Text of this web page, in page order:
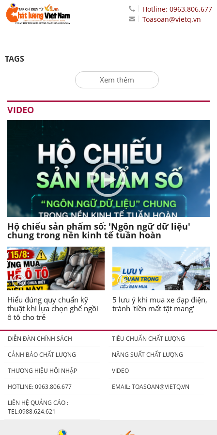
Hotline: 0963.806.677
Toasoan@vietq.vn
TAGS
Xem thêm
VIDEO
Hộ chiếu sản phẩm số: 'Ngôn ngữ dữ liệu'
chung trong nền kinh tế tuần hoàn
Hiểu đúng quy chuẩn kỹ
thuật khi lựa chọn ghế ngồi
ô tô cho trẻ
5 lưu ý khi mua xe đạp điện,
tránh 'tiền mất tật mang'
DIỄN ĐÀN CHÍNH SÁCH
TIÊU CHUẨN CHẤT LƯỢNG
CẢNH BÁO CHẤT LƯỢNG
NĂNG SUẤT CHẤT LƯỢNG
THƯƠNG HIỆU HỘI NHẬP
VIDEO
HOTLINE: 0963.806.677
EMAIL:TOASOAN@VIETQ.VN
LIÊN HỆ QUẢNG CÁO :
TEL:0988.624.621